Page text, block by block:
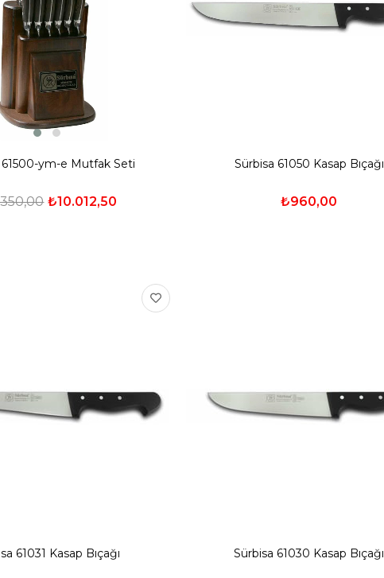
61500-ym-e Mutfak Seti
₺10.012,50
Sürbisa 61050 Kasap Bıçağı
₺960,00
61031 Kasap Bıçağı Sürbisa 61030 Kasap Bıçağı